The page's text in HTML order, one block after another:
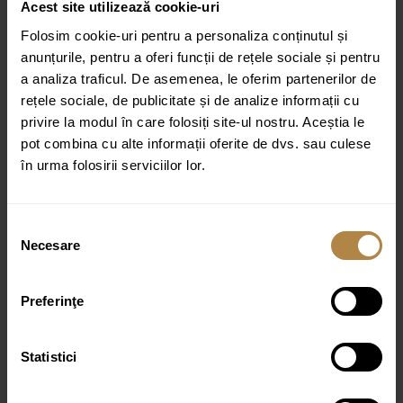
Acest site utilizează cookie-uri
Folosim cookie-uri pentru a personaliza conținutul și
anunțurile, pentru a oferi funcții de rețele sociale și pentru
a analiza traficul. De asemenea, le oferim partenerilor de
rețele sociale, de publicitate și de analize informații cu
privire la modul în care folosiți site-ul nostru. Aceștia le
pot combina cu alte informații oferite de dvs. sau culese
în urma folosirii serviciilor lor.
consimțământului
Necesare
Preferinţe
Statistici
Specificații tehnice:
Design:Modern
Material:Metal
Tip produs: Suport hartie igienica
Colecție: MODERN PROJECT
Perie WC Omnires Art Line alama periata